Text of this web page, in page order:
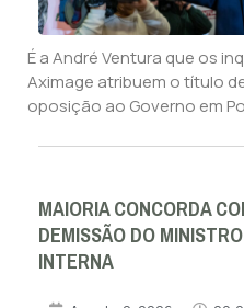
É a André Ventura que os
Aximage atribuem o título
oposição ao Governo em
MAIORIA CONCORDA
DEMISSÃO DO
INTERNA